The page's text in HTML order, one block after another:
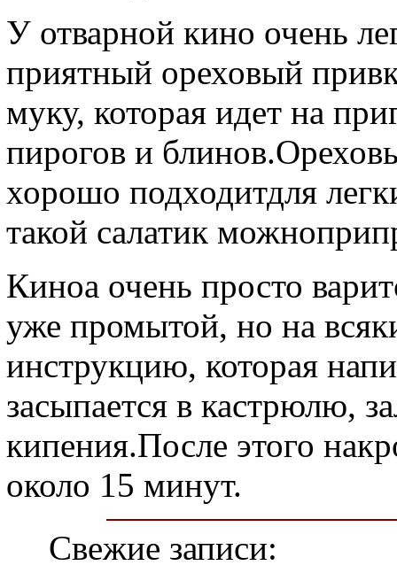
У отварной кино очень
приятный ореховый
муку, которая идет на
пирогов и
хорошо подходитдля
такой салатик
Киноа очень просто
уже промытой, но на
инструкцию, которая
засыпается в кастрюлю,
кипения.После этого
около 15 минут.
Свежие записи: